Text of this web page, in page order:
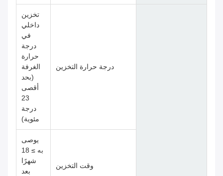
درجة حرارة التخزين
تخزين
داخلي
في
درجة
حرارة
الغرفة
(بحد
أقصى
23
درجة
مئوية)
وقت التخزين
يوصى
به ≥ 18
شهرًا
بعد